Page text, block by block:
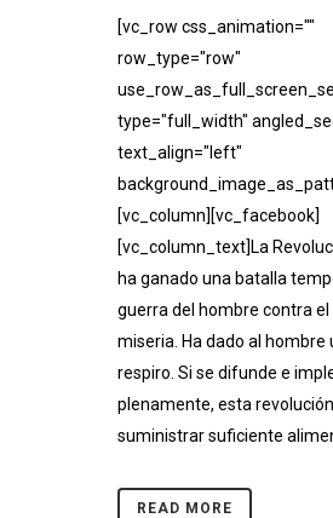
[vc_row css_animation=""
row_type="row"
type="full_width"
text_align="left"
[vc_column][vc_facebook]
[vc_column_text]La
ha ganado una batalla
guerra del hombre contra el
miseria. Ha dado al hombre
respiro. Si se difunde e
plenamente, esta
suministrar suficiente
READ MORE